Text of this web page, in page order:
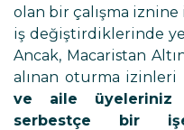
olan bir çalışma
iş değiştirdiklerinde
Ancak, Macaristan
alınan oturma
ve aile
serbestçe bir